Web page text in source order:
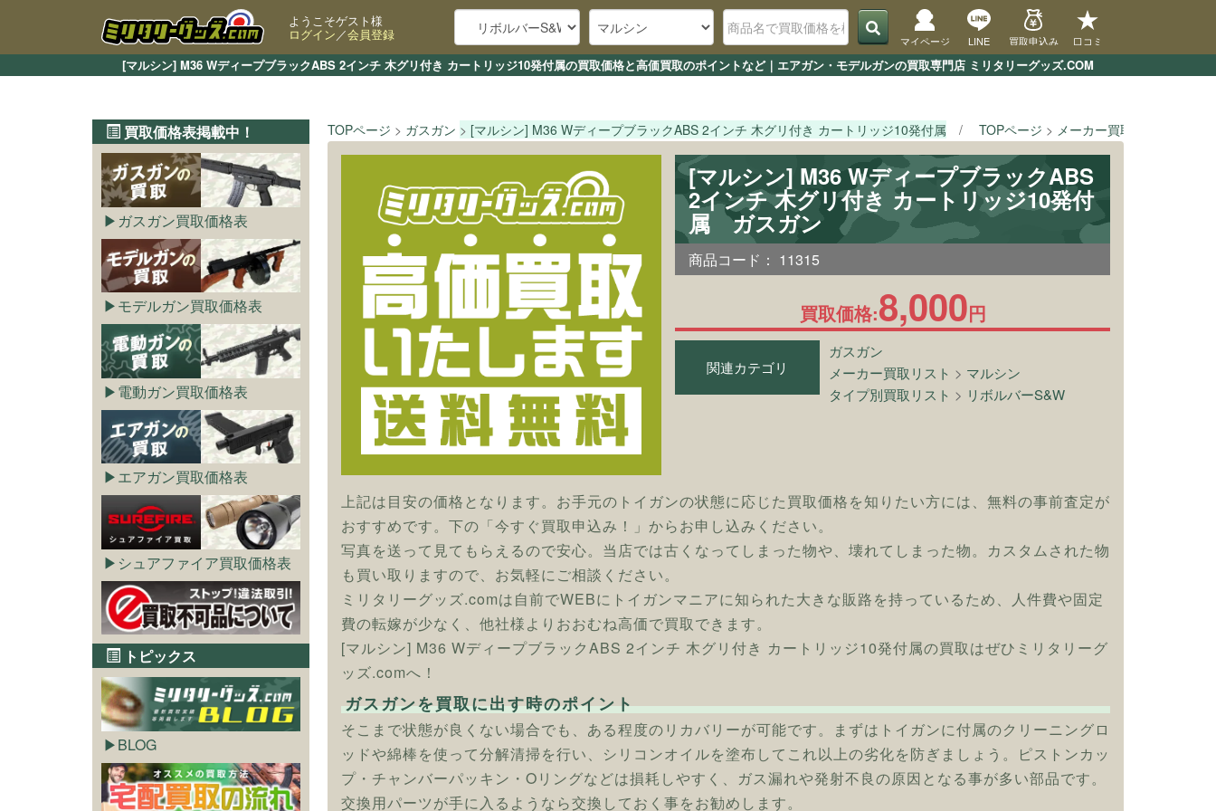
[マルシン] M36 WディープブラックABS 2インチ 木グリ付き カートリッジ10発付属の買取価格と高価買取のポイントなど｜エアガン・モデルガンの買取専門店 ミリタリーグッズ.COM
ようこそゲスト様
ログイン／会員登録 マイページ LINE 買取申込み 口コミ
TOPページ ガスガン [マルシン] M36 WディープブラックABS 2インチ 木グリ付き カートリッジ10発付属 TOPページ メーカー買取リスト
[マルシン] M36 WディープブラックABS
2インチ 木グリ付き カートリッジ10発付
属 ガスガン
商品コード： 11315
買取価格:8,000円
関連カテゴリ
ガスガン
メーカー買取リスト > マルシン
タイプ別買取リスト > リボルバーS&W
上記は目安の価格となります。お手元のトイガンの状態に応じた買取価格を知りたい方には、無料の事前査定が
おすすめです。下の「今すぐ買取申込み！」からお申し込みください。
写真を送って見てもらえるので安心。当店では古くなってしまった物や、壊れてしまった物。カスタムされた物
も買い取りますので、お気軽にご相談ください。
ミリタリーグッズ.comは自前でWEBにトイガンマニアに知られた大きな販路を持っているため、人件費や固定
費の転嫁が少なく、他社様よりおおむね高価で買取できます。
[マルシン] M36 WディープブラックABS 2インチ 木グリ付き カートリッジ10発付属の買取はぜひミリタリーグ
ッズ.comへ！
ガスガンを買取に出す時のポイント
そこまで状態が良くない場合でも、ある程度のリカバリーが可能です。まずはトイガンに付属のクリーニングロ
ッドや綿棒を使って分解清掃を行い、シリコンオイルを塗布してこれ以上の劣化を防ぎましょう。ピストンカッ
プ・チャンバーパッキン・Oリングなどは損耗しやすく、ガス漏れや発射不良の原因となる事が多い部品です。
交換用パーツが手に入るようなら交換しておく事をお勧めします。
買取価格表掲載中！
ガスガン買取価格表
モデルガン買取価格表
電動ガン買取価格表
エアガン買取価格表
シュアファイア買取価格表
トピックス
BLOG